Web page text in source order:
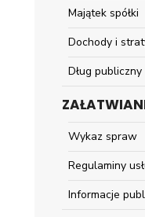
Majątek spółki
Dochody i
Dług publiczny
Wykaz spraw
Regulaminy
Informacje